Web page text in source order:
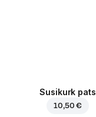
Susikurk pats
10,50 €